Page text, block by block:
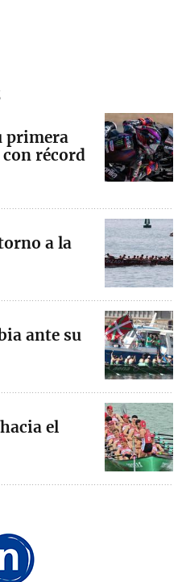
primera
récord
a la
ante su
el